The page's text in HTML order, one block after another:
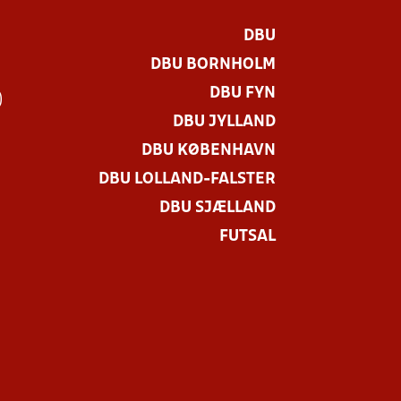
DBU
DBU BORNHOLM
DBU FYN
DBU JYLLAND
DBU KØBENHAVN
DBU LOLLAND-FALSTER
DBU SJÆLLAND
FUTSAL